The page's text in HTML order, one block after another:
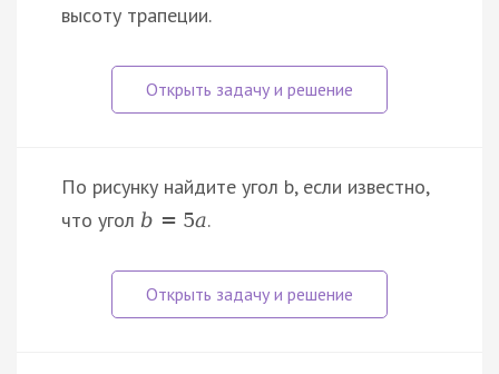
высоту трапеции.
По рисунку найдите угол b, если известно,
что угол b = 5a.